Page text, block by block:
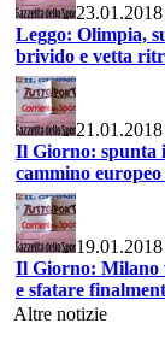
Leggo: Olimpia,
brivido e vetta
Il Giorno: spunta
cammino
Il Giorno: Milano
e sfatare
Altre notizie